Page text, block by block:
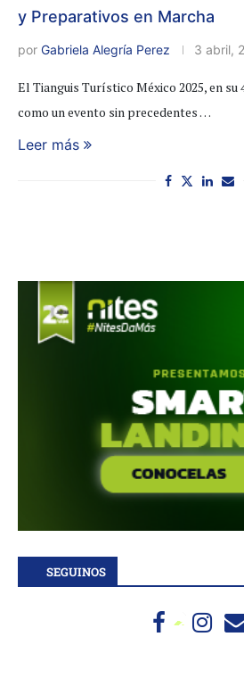
y Preparativos en Marcha
por Gabriela Alegría Perez 3 abril,
El Tianguis Turístico México 2025, en su
como un evento sin precedentes …
Leer más
SEGUINOS